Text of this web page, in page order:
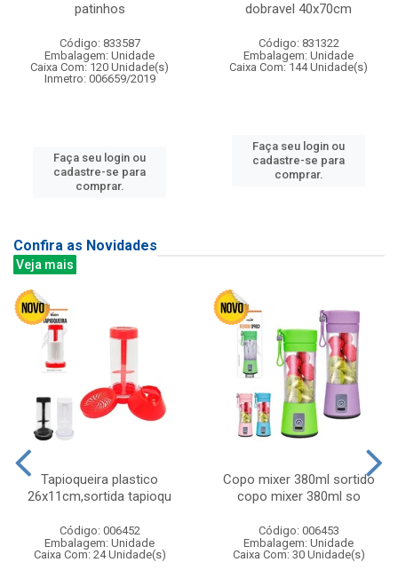
patinhos
Código: 833587
Embalagem: Unidade
Caixa Com: 120 Unidade(s)
Inmetro: 006659/2019
Faça seu login ou
cadastre-se para
comprar.
dobravel 40x70cm
Código: 831322
Embalagem: Unidade
Caixa Com: 144 Unidade(s)
Faça seu login ou
cadastre-se para
comprar.
Confira as Novidades
Veja mais
Tapioqueira plastico
26x11cm,sortida tapioqu
Código: 006452
Embalagem: Unidade
Caixa Com: 24 Unidade(s)
Copo mixer 380ml sortido
copo mixer 380ml so
Código: 006453
Embalagem: Unidade
Caixa Com: 30 Unidade(s)